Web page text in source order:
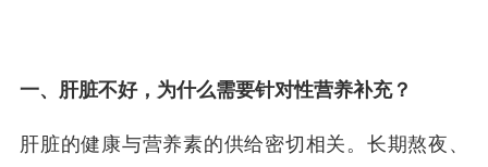
一、肝脏不好，为什么需要针对性营养补充？
肝脏的健康与营养素的供给密切相关。长期熬夜、